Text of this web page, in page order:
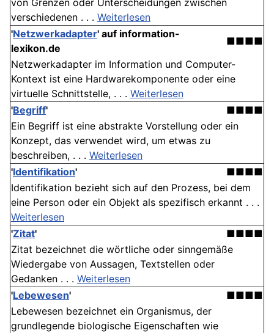
von Grenzen oder Unterscheidungen zwischen
verschiedenen . . . Weiterlesen
'Netzwerkadapter' auf information-
lexikon.de
■■■■
Netzwerkadapter im Information und Computer-
Kontext ist eine Hardwarekomponente oder eine
virtuelle Schnittstelle, . . . Weiterlesen
'Begriff'
■■■■
Ein Begriff ist eine abstrakte Vorstellung oder ein
Konzept, das verwendet wird, um etwas zu
beschreiben, . . . Weiterlesen
'Identifikation'
■■■■
Identifikation bezieht sich auf den Prozess, bei dem
eine Person oder ein Objekt als spezifisch erkannt . . .
Weiterlesen
'Zitat'
■■■■
Zitat bezeichnet die wörtliche oder sinngemäße
Wiedergabe von Aussagen, Textstellen oder
Gedanken . . . Weiterlesen
'Lebewesen'
■■■■
Lebewesen bezeichnet ein Organismus, der
grundlegende biologische Eigenschaften wie